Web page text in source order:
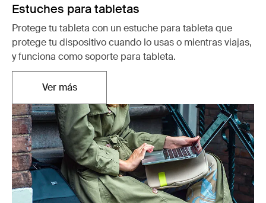
Estuches para tabletas
Protege tu tableta con un estuche para tableta que
protege tu dispositivo cuando lo usas o mientras viajas,
y funciona como soporte para tableta.
Ver másSe abre en una nueva pestaña